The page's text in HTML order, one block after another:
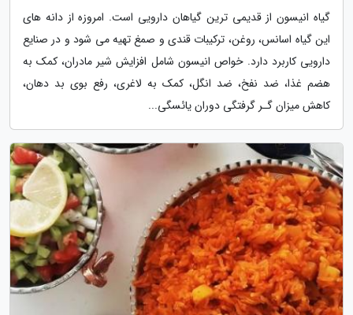
گیاه انیسون از قدیمی ترین گیاهان دارویی است. امروزه از دانه های
این گیاه اسانس، روغن، ترکیبات قندی و صمغ تهیه می شود و در صنایع
دارویی کاربرد دارد. خواص انیسون شامل افزایش شیر مادران، کمک به
هضم غذا، ضد نفخ، ضد انگل، کمک به لاغری، رفع بوی بد دهان،
کاهش میزان گـر گرفتگی دوران یائسگی...